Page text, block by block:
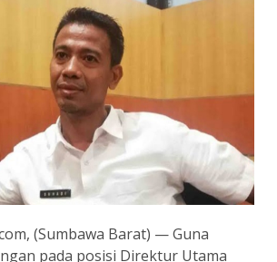
(Sumbawa Barat) — Guna
pada posisi Direktur Utama